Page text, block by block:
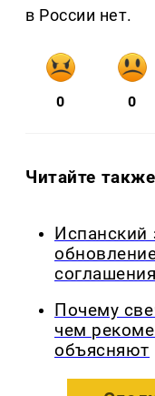
в России нет.
0 0
Читайте
Испанский
Почему
чем
объясняют